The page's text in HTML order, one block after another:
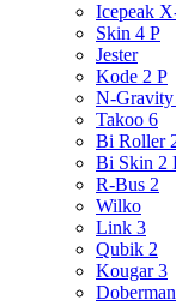
Icepeak
Skin 4 P
Jester
Kode 2 P
N-
Takoo 6
Bi Roller
Bi Skin 2
R-Bus 2
Wilko
Link 3
Qubik 2
Kougar 3